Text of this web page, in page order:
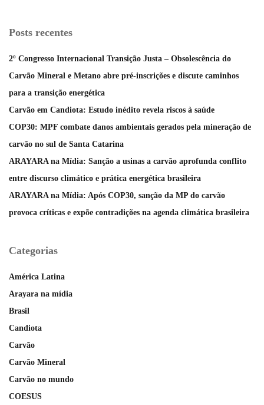
Posts recentes
2º Congresso Internacional Transição Justa – Obsolescência do
Carvão Mineral e Metano abre pré-inscrições e discute caminhos
para a transição energética
Carvão em Candiota: Estudo inédito revela riscos à saúde
COP30: MPF combate danos ambientais gerados pela mineração de
carvão no sul de Santa Catarina
ARAYARA na Mídia: Sanção a usinas a carvão aprofunda conflito
entre discurso climático e prática energética brasileira
ARAYARA na Mídia: Após COP30, sanção da MP do carvão
provoca críticas e expõe contradições na agenda climática brasileira
Categorias
América Latina
Arayara na mídia
Brasil
Candiota
Carvão
Carvão Mineral
Carvão no mundo
COESUS